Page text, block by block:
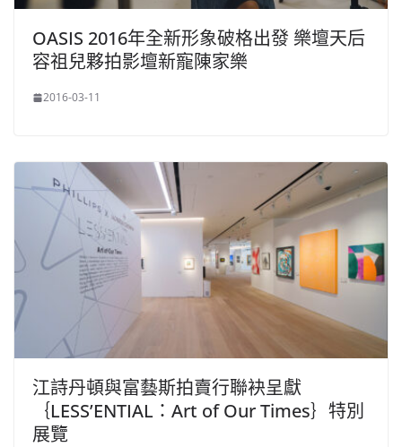
OASIS 2016年全新形象破格出發 樂壇天后
容祖兒夥拍影壇新寵陳家樂
2016-03-11
江詩丹頓與富藝斯拍賣行聯袂呈獻
｛LESS’ENTIAL：Art of Our Times｝特別
展覽